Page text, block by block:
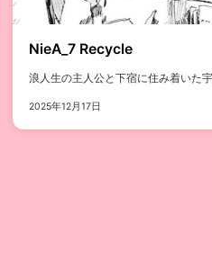
NieA_7 Recycle
浪人生の主人公と下宿に住み着いた
2025年12月17日